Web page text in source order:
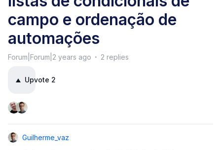
campo e ordenação de
automações
Forum|Forum|2 years ago 2 replies
Upvote 2
Guilherme_vaz